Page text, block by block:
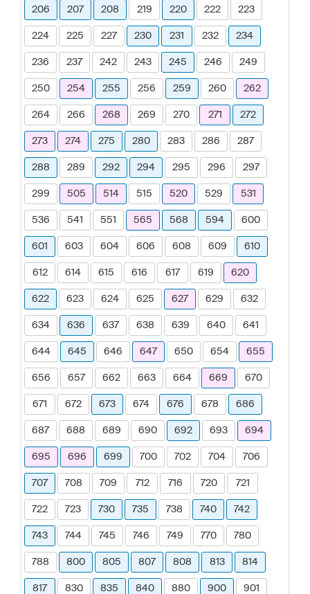
206 207 208 219 220 222 223
224 225 227 230 231 232 234
236 237 242 243 245 246 249
250 254 255 256 259 260 262
264 266 268 269 270 271 272
273 274 275 280 283 286 287
288 289 292 294 295 296 297
299 505 514 515 520 529 531
536 541 551 565 568 594 600
601 603 604 606 608 609 610
612 614 615 616 617 619 620
622 623 624 625 627 629 632
634 636 637 638 639 640 641
644 645 646 647 650 654 655
656 657 662 663 664 669 670
671 672 673 674 676 678 686
687 688 689 690 692 693 694
695 696 699 700 702 704 706
707 708 709 712 716 720 721
722 723 730 735 738 740 742
743 744 745 746 749 770 780
788 800 805 807 808 813 814
817 830 835 840 880 900 901